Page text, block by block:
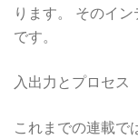
ります。 そのイ
です。
入出力とプロセス
これまでの連載で